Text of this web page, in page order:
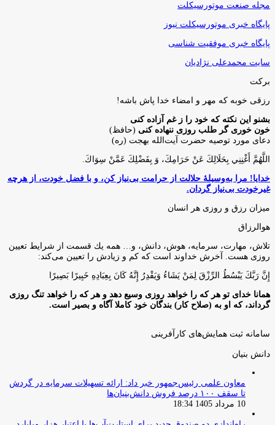
مجله صنعت موتورسیکلت
پایگاه خبری موتورسیکلت نیوز
پایگاه خبری موفقیت شناسی
سایت محمدعلی نژادیان
برکت
رزقی خوبه كه مهر و امضاء خدا پاش باشه!
بشنو این نکته که خود را ز غم آزاده کنی
خون خوری گر طلب روزی ننهاده کنی (حافظ)
دعای مورد توصیه حضرت آیت‌الله بهجت (ره)
اللَّهُمَّ أَغْنِنِي بِحَلَالِكَ عَنْ حَرَامِكَ، وَ بِفَضْلِكَ عَمَّنْ سِوَاكَ‏.
خدایا! مرا به‌وسیلۀ حلالت از حرامت بی‌نیاز کن، و با فضل خودت، از هرچه
غیرخودت بی‌نیاز گردان.
میزان رزق و روزی هر انسان
هوالرزاق
تلاش، مهارت، سرمايه، هوش، دانش، و… همه يك قسمت از شرايط تعيين
روزى هست. آخرش خداوند است كه كم و زيادش را تعيين مى‌كند:
إِنَّ رَبَّكَ يَبْسُطُ الرِّزْقَ لِمَنْ يَشَاءُ وَيَقْدِرُ إِنَّهُ كَانَ بِعِبَادِهِ خَبِيرًا بَصِيرًا
همانا خدای تو هر که را خواهد روزی وسیع دهد و هر که را خواهد تنگ روزی
گرداند، که او به (صلاح کار) بندگان خود کاملا آگاه و بصیر است.
سامانه ثبت همایش‌های کارآفرینی
دانش‌ بنیان‌
معاون علمی رئیس‌جمهور خبر داد: ارائه تسهیلات سرمایه در گردش
تا سقف ۱۰۰ درصد فروش دانش‌بنیان‌ها
10 مرداد 1405 18:34